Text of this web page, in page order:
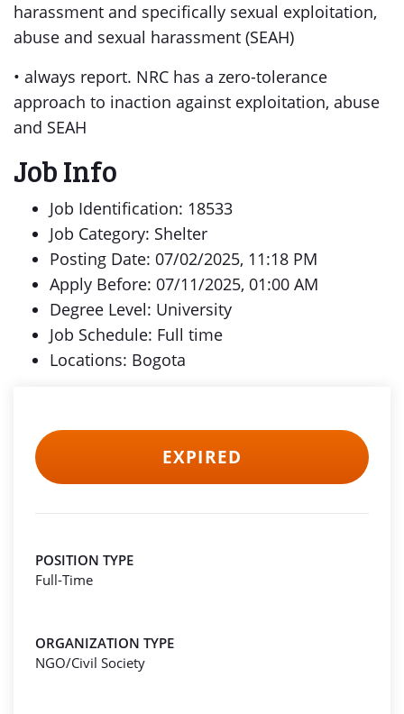
harassment and specifically sexual exploitation,
abuse and sexual harassment (SEAH)
• always report. NRC has a zero-tolerance
approach to inaction against exploitation, abuse
and SEAH
Job Info
Job Identification: 18533
Job Category: Shelter
Posting Date: 07/02/2025, 11:18 PM
Apply Before: 07/11/2025, 01:00 AM
Degree Level: University
Job Schedule: Full time
Locations: Bogota
EXPIRED
POSITION TYPE
Full-Time
ORGANIZATION TYPE
NGO/Civil Society